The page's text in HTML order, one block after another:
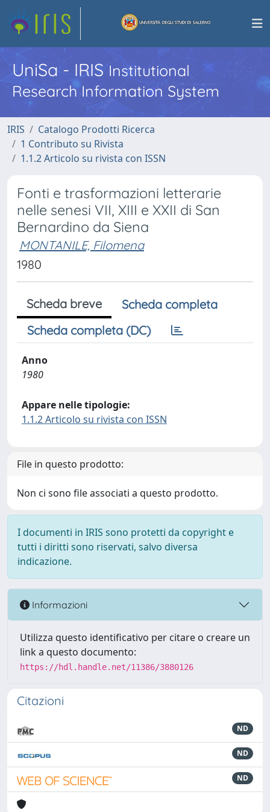
UniSa - IRISInstitutional
Research Information System
IRIS
Catalogo Prodotti Ricerca
1 Contributo su Rivista
1.1.2 Articolo su rivista con ISSN
Fonti e trasformazioni letterarie
nelle senesi VII, XIII e XXII di San
Bernardino da Siena
MONTANILE, Filomena
1980
Scheda breve
Scheda completa
Scheda completa (DC)
Anno
1980
Appare nelle tipologie:
1.1.2 Articolo su rivista con ISSN
File in questo prodotto:
Non ci sono file associati a questo prodotto.
I documenti in IRIS sono protetti da copyright e
tutti i diritti sono riservati, salvo diversa
indicazione.
Informazioni
Utilizza questo identificativo per citare o creare un
link a questo documento:
https://hdl.handle.net/11386/3880126
Citazioni
ND
ND
ND